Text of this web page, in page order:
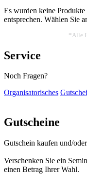
Es wurden keine
entsprechen. Wählen Sie
*Alle
Service
Noch Fragen?
Organisatorisches
Gutscheine
Gutschein kaufen und/
Verschenken Sie ein
einen Betrag Ihrer Wahl.